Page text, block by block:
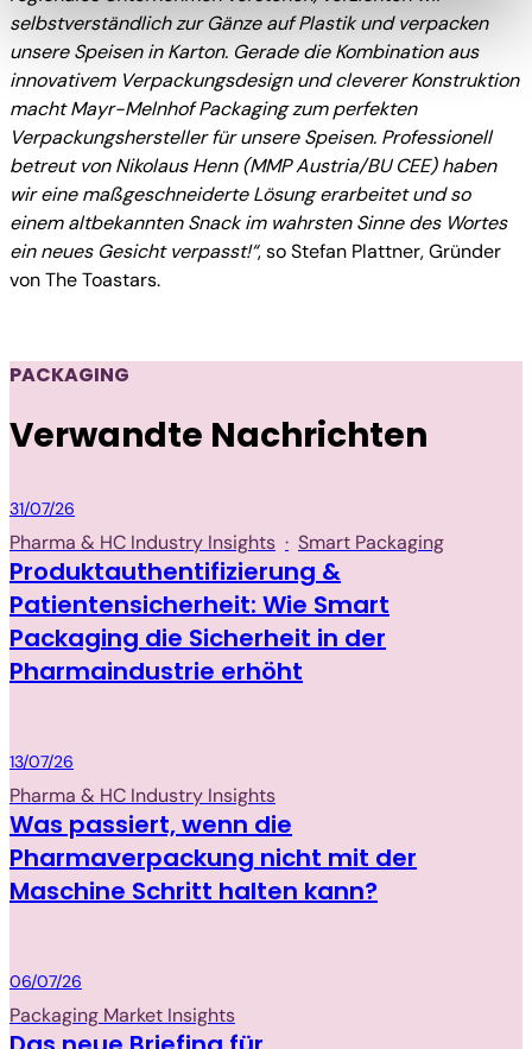
zusammen mit "Auswahl bestätigen“ auswählen, findet
die oben beschriebene Übermittlung nicht statt.
selbstverständlich zur Gänze auf Plastik und verpacken
unsere Speisen in Karton. Gerade die Kombination aus
innovativem Verpackungsdesign und cleverer Konstruktion
macht Mayr-Melnhof Packaging zum perfekten
Verpackungshersteller für unsere Speisen. Professionell
betreut von Nikolaus Henn (MMP Austria/BU CEE) haben
wir eine maßgeschneiderte Lösung erarbeitet und so
einem altbekannten Snack im wahrsten Sinne des Wortes
ein neues Gesicht verpasst!“, so Stefan Plattner, Gründer
von The Toastars.
PACKAGING
Verwandte Nachrichten
Packaging
31/07/26
Pharma & HC Industry Insights · Smart Packaging
Produktauthentifizierung &
Patientensicherheit: Wie Smart
Packaging die Sicherheit in der
Pharmaindustrie erhöht
Packaging
13/07/26
Pharma & HC Industry Insights
Was passiert, wenn die
Pharmaverpackung nicht mit der
Maschine Schritt halten kann?
Packaging
06/07/26
Packaging Market Insights